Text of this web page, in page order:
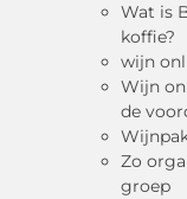
Wat is
koffie?
wijn
Wijn
de
Zo
groep